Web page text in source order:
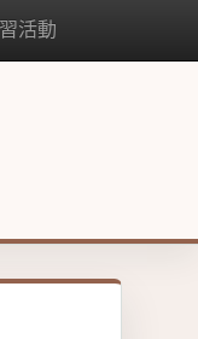
活動